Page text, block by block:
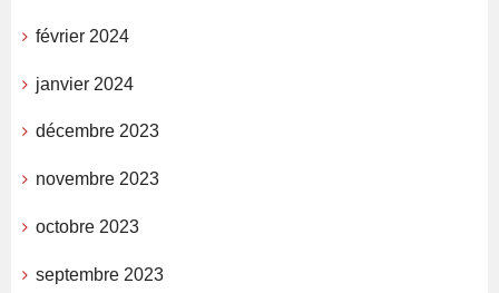
février 2024
janvier 2024
décembre 2023
novembre 2023
octobre 2023
septembre 2023